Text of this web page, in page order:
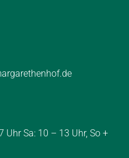
Uhr Sa: 10 – 13 Uhr, So +